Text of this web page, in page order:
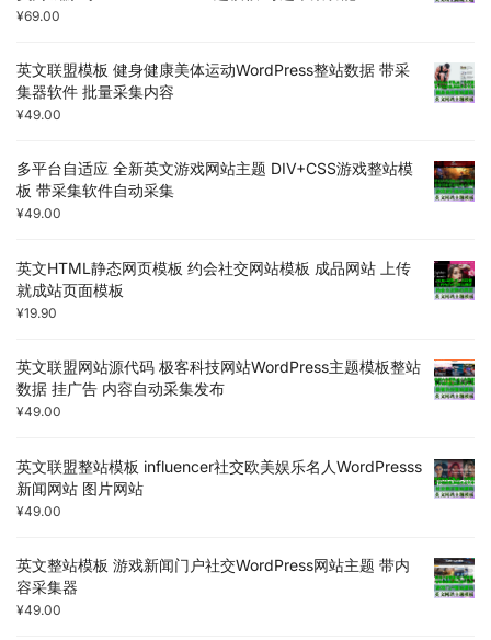
¥69.00
英文联盟模板 健身健康美体运动WordPress整站数据 带采
集器软件 批量采集内容
¥49.00
多平台自适应 全新英文游戏网站主题 DIV+CSS游戏整站模
板 带采集软件自动采集
¥49.00
英文HTML静态网页模板 约会社交网站模板 成品网站 上传
就成站页面模板
¥19.90
英文联盟网站源代码 极客科技网站WordPress主题模板整站
数据 挂广告 内容自动采集发布
¥49.00
英文联盟整站模板 influencer社交欧美娱乐名人WordPresss
新闻网站 图片网站
¥49.00
英文整站模板 游戏新闻门户社交WordPress网站主题 带内
容采集器
¥49.00